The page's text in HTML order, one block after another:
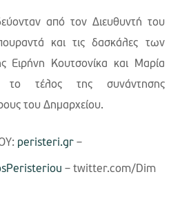
από τον Διευθυντή του
και τις δασκάλες των
Ειρήνη Κουτσονίκα και Μαρία
το τέλος της συνάντησης
του Δημαρχείου.
peristeri.gr –
– twitter.com/Dim